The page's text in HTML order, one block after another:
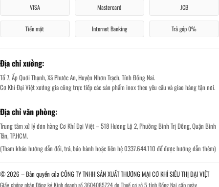
VISA Mastercard JCB
Tiền mặt Internet Banking Trả góp 0%
Địa chỉ xưởng:
Tổ 7, Ấp Quới Thạnh, Xã Phước An, Huyện Nhơn Trạch, Tỉnh Đồng Nai.
Cơ Khí Đại Việt xưởng gia công trực tiếp các sản phẩm inox theo yêu cầu và giao hàng tận nơi.
Địa chỉ văn phòng:
Trung tâm xử lý đơn hàng Cơ Khí Đại Việt – 518 Hương Lộ 2, Phường Bình Trị Đông, Quận Bình
Tân, TP.HCM.
(Tham khảo hướng dẫn đổi, trả, bảo hành hoặc liên hệ 0337.644.110 để được hướng dẫn thêm)
© 2026 – Bản quyền của CÔNG TY TNHH SẢN XUẤT THƯƠNG MẠI CƠ KHÍ SIÊU THỊ ĐẠI VIỆT
Giấy chứng nhận Đăng ký Kinh doanh số 3604085724 do Thuế cơ sở 5 tỉnh Đồng Nai cấp ngày